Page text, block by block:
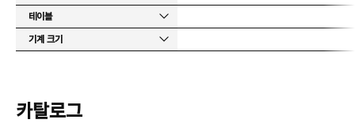
테이블
기계 크기
카탈로그